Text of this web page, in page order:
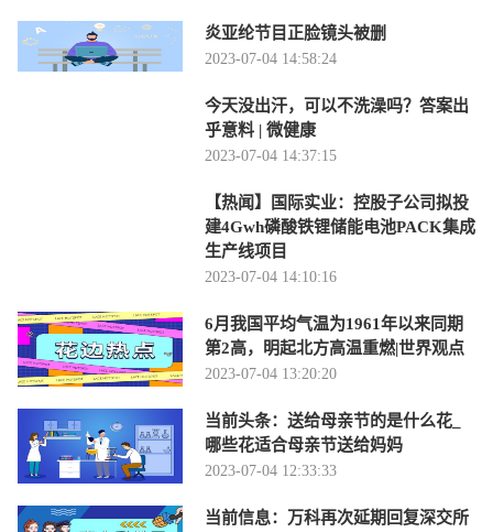
炎亚纶节目正脸镜头被删
2023-07-04 14:58:24
今天没出汗，可以不洗澡吗？答案出
乎意料 | 微健康
2023-07-04 14:37:15
【热闻】国际实业：控股子公司拟投
建4Gwh磷酸铁锂储能电池PACK集成
生产线项目
2023-07-04 14:10:16
6月我国平均气温为1961年以来同期
第2高，明起北方高温重燃|世界观点
2023-07-04 13:20:20
当前头条：送给母亲节的是什么花_
哪些花适合母亲节送给妈妈
2023-07-04 12:33:33
当前信息：万科再次延期回复深交所